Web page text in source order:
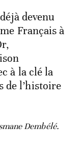
devenu
Français à
à la clé la
de l’histoire
Dembélé.